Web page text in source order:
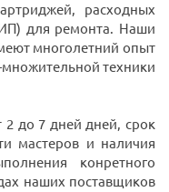
расходных
для ремонта. Наши
многолетний опыт
техники
2 до 7 дней дней, срок
мастеров и наличия
конретного
наших поставщиков